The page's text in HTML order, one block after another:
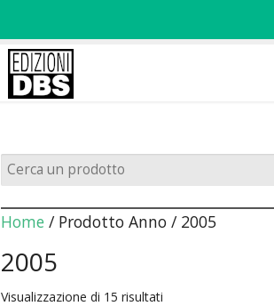
Home/ Prodotto Anno / 2005
2005
Visualizzazione di 15 risultati